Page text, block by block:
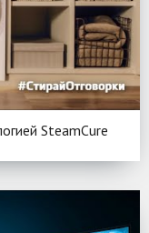
SteamCure